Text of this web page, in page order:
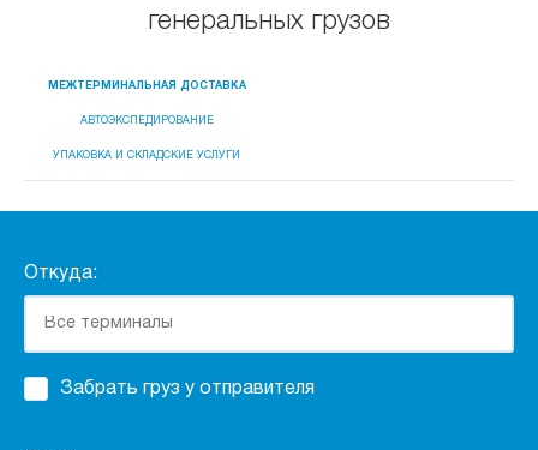
генеральных грузов
МЕЖТЕРМИНАЛЬНАЯ ДОСТАВКА
АВТОЭКСПЕДИРОВАНИЕ
УПАКОВКА И СКЛАДСКИЕ УСЛУГИ
Откуда:
Забрать груз у отправителя